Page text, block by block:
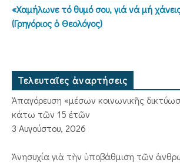
«Χαμήλωνε τό θυμό σου, γιά νά μή
(Γρηγόριος ὁ Θεολόγος)
Τελευταῖες ἀναρτήσεις
Ἀπαγόρευση «μέσων κοινωνικῆς
κάτω τῶν 15 ἐτῶν
3 Αυγούστου, 2026
Ἀνησυχία γιὰ τὴν ὑποβάθμιση τῶν